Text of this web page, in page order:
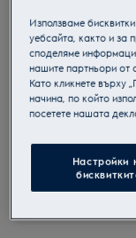
EW6D28CBE
Сушилня
Използваме
уебсайта, както и за
споделяме
нашите партньори от
Като кликнете върху
начина, по който
посетете нашата
Настройки